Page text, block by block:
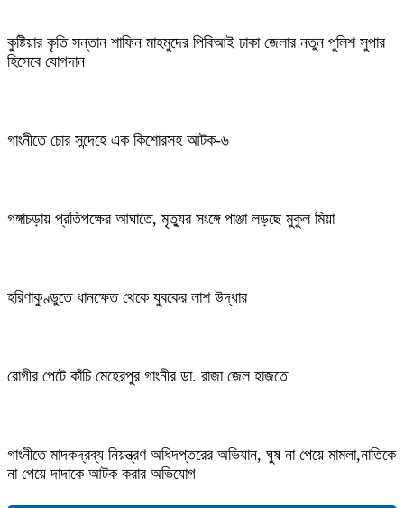
কুষ্টিয়ার কৃতি সন্তান শাফিন মাহমুদের পিবিআই ঢাকা জেলার নতুন পুলিশ সুপার
হিসেবে যোগদান
গাংনীতে চোর সন্দেহে এক কিশোরসহ আটক-৬
গঙ্গাচড়ায় প্রতিপক্ষের আঘাতে, মৃত্যুর সংঙ্গে পাঞ্জা লড়ছে মুকুল মিয়া
হরিণাকুণ্ডুতে ধানক্ষেত থেকে যুবকের লাশ উদ্ধার
রোগীর পেটে কাঁচি মেহেরপুর গাংনীর ডা. রাজা জেল হাজতে
গাংনীতে মাদকদ্রব্য নিয়ন্ত্রণ অধিদপ্তরের অভিযান, ঘুষ না পেয়ে মামলা,নাতিকে
না পেয়ে দাদাকে আটক করার অভিযোগ